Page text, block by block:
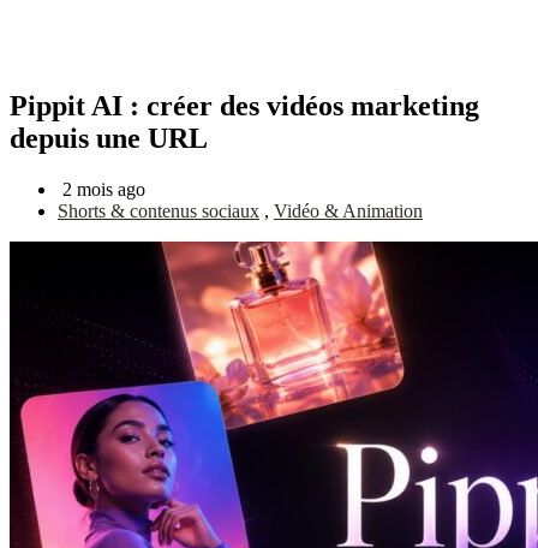
Pippit AI : créer des vidéos marketing
depuis une URL
2 mois ago
Shorts & contenus sociaux , Vidéo & Animation